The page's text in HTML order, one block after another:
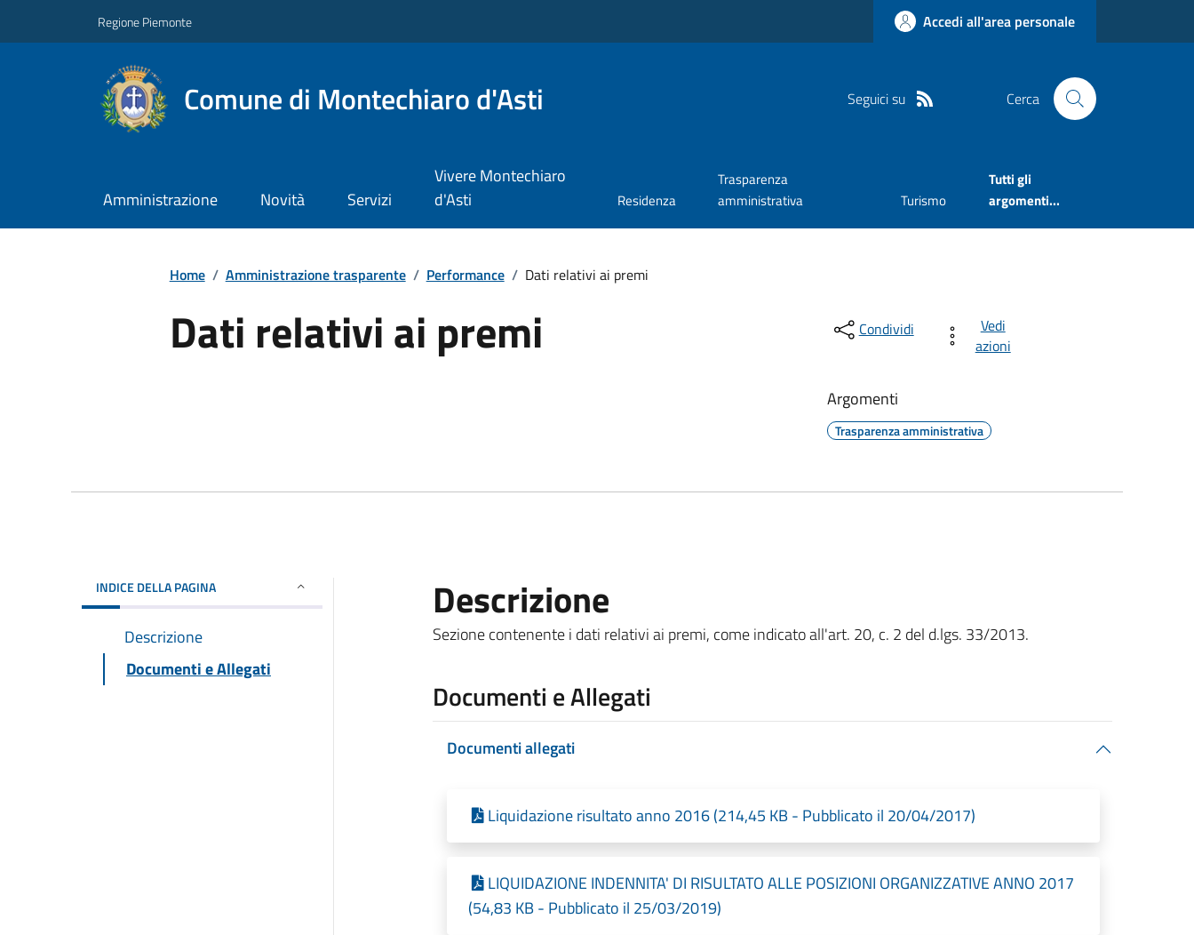
Regione Piemonte Accedi all'area personale
Comune di Montechiaro d'Asti Seguici su Cerca
Amministrazione Novità Servizi
Vivere Montechiaro
d'Asti
Residenza
Trasparenza
amministrativa
Turismo
Tutti gli
argomenti...
Home / Amministrazione trasparente / Performance / Dati relativi ai premi
Dati relativi ai premi Condividi
Vedi
azioni
Argomenti
Trasparenza amministrativa
INDICE DELLA PAGINA
Descrizione
Documenti e Allegati
Descrizione
Sezione contenente i dati relativi ai premi, come indicato all'art. 20, c. 2 del d.lgs. 33/2013.
Documenti e Allegati
Documenti allegati
Liquidazione risultato anno 2016 (214,45 KB - Pubblicato il 20/04/2017)
LIQUIDAZIONE INDENNITA' DI RISULTATO ALLE POSIZIONI ORGANIZZATIVE ANNO 2017
(54,83 KB - Pubblicato il 25/03/2019)